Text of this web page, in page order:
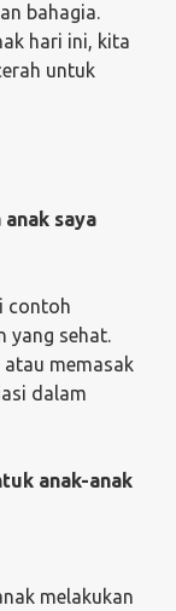
bahagia.
hari ini, kita
untuk
saya
contoh
yang sehat.
memasak
dalam
anak-anak
melakukan